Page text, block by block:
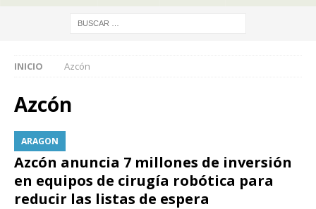
INICIO Azcón
Azcón
ARAGON
Azcón anuncia 7 millones de inversión
en equipos de cirugía robótica para
reducir las listas de espera